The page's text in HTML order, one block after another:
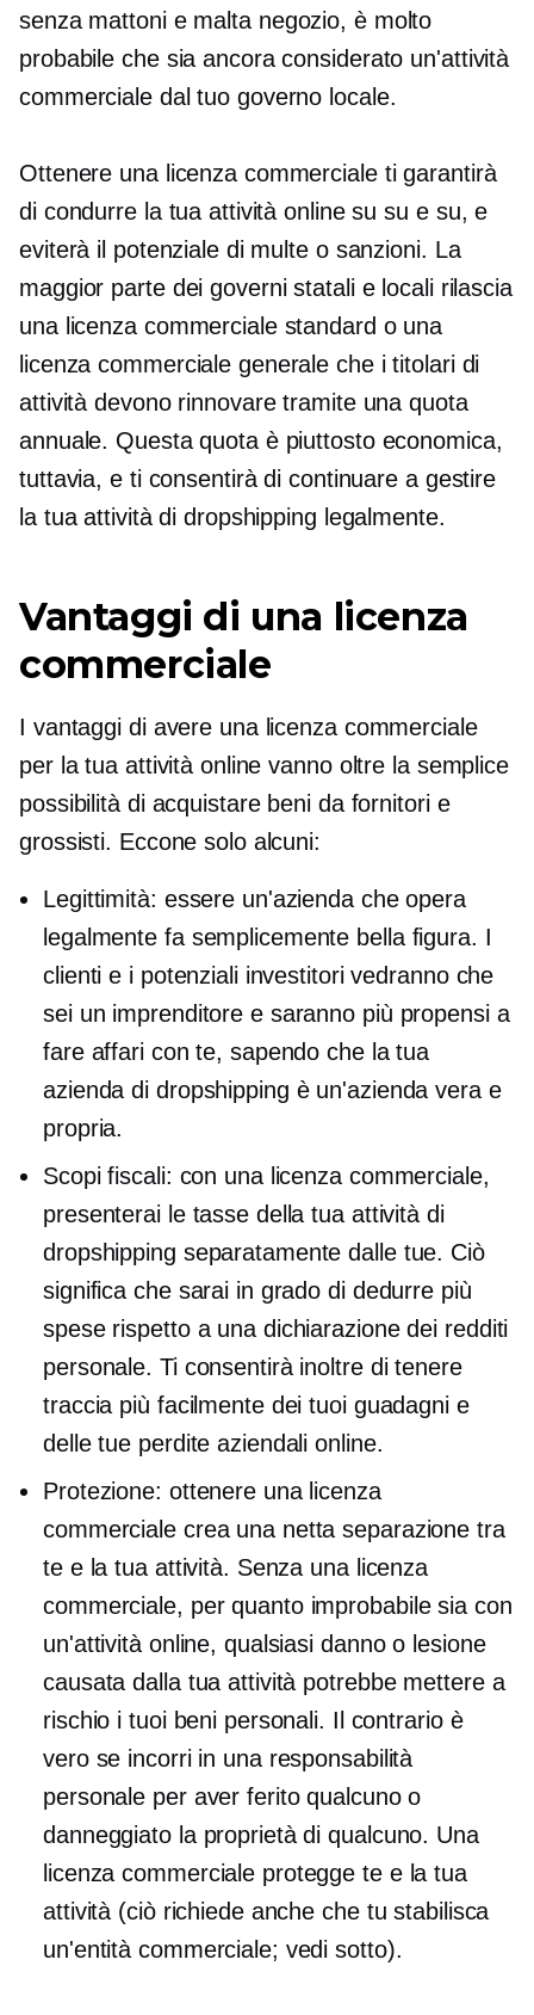
senza mattoni e maltanegozio, è molto
probabile che sia ancora considerato un'attività
commerciale dal tuo governo locale.
Ottenere una licenza commerciale ti garantirà
di condurre la tua attività online susu e su, e
eviterà il potenziale di multe o sanzioni. La
maggior parte dei governi statali e locali rilascia
una licenza commerciale standard o una
licenza commerciale generale che i titolari di
attività devono rinnovare tramite una quota
annuale. Questa quota è piuttosto economica,
tuttavia, e ti consentirà di continuare a gestire
la tua attività di dropshipping legalmente.
Vantaggi di una licenza
commerciale
I vantaggi di avere una licenza commerciale
per la tua attività online vanno oltre la semplice
possibilità di acquistare beni da fornitori e
grossisti. Eccone solo alcuni:
Legittimità: essere un'azienda che opera
legalmente fa semplicemente bella figura. I
clienti e i potenziali investitori vedranno che
sei un imprenditore e saranno più propensi a
fare affari con te, sapendo che la tua
azienda di dropshipping è un'azienda vera e
propria.
Scopi fiscali: con una licenza commerciale,
presenterai le tasse della tua attività di
dropshipping separatamente dalle tue. Ciò
significa che sarai in grado di dedurre più
spese rispetto a una dichiarazione dei redditi
personale. Ti consentirà inoltre di tenere
traccia più facilmente dei tuoi guadagni e
delle tue perdite aziendali online.
Protezione: ottenere una licenza
commerciale crea una netta separazione tra
te e la tua attività. Senza una licenza
commerciale, per quanto improbabile sia con
un'attività online, qualsiasi danno o lesione
causata dalla tua attività potrebbe mettere a
rischio i tuoi beni personali. Il contrario è
vero se incorri in una responsabilità
personale per aver ferito qualcuno o
danneggiato la proprietà di qualcuno. Una
licenza commerciale protegge te e la tua
attività (ciò richiede anche che tu stabilisca
un'entità commerciale; vedi sotto).